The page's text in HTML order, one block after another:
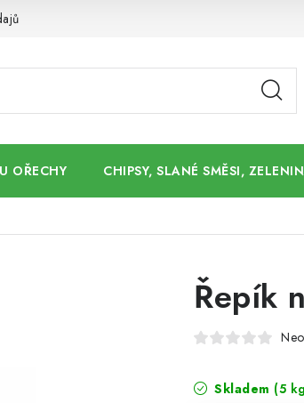
OŘECHY CHIPSY, SLANÉ SMĚSI,
Řepík
Skladem (5